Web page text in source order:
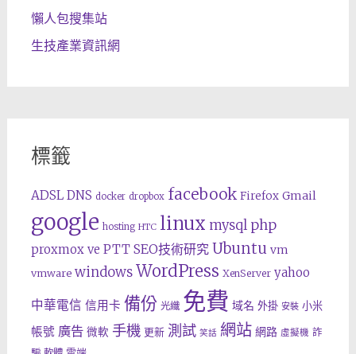
懶人包搜集站
生技產業資訊網
標籤
ADSL DNS docker dropbox facebook Firefox Gmail
google hosting HTC linux mysql php
proxmox ve PTT SEO技術研究 Ubuntu vm
vmware windows WordPress XenServer yahoo
中華電信 信用卡 備份 光纖 免費 域名 外掛 安裝 小米
帳號 廣告 微軟 手機 更新 測試 笑話 網站 網路 虛擬機 詐